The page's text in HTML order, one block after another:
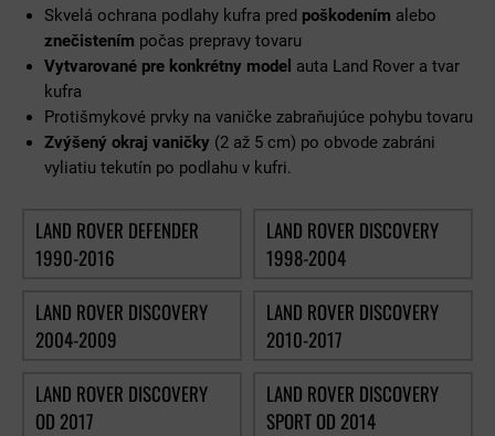
Skvelá ochrana podlahy kufra pred poškodením alebo
znečistením počas prepravy tovaru
Vytvarované pre konkrétny model auta Land Rover a tvar
kufra
Protišmykové prvky na vaničke zabraňujúce pohybu tovaru
Zvýšený okraj vaničky (2 až 5 cm) po obvode zabráni
vyliatiu tekutín po podlahu v kufri.
LAND ROVER DEFENDER
1990-2016
LAND ROVER DISCOVERY
1998-2004
LAND ROVER DISCOVERY
2004-2009
LAND ROVER DISCOVERY
2010-2017
LAND ROVER DISCOVERY
OD 2017
LAND ROVER DISCOVERY
SPORT OD 2014